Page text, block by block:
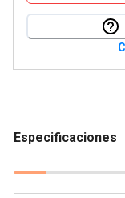
Especificaciones